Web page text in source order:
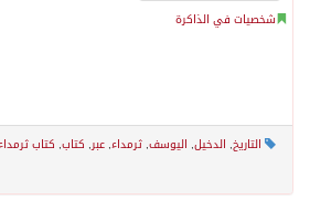
شخصيات في الذاكرة
التاريخ, الدخيل, اليوسف, ثرمداء, عبر, كتاب, كتاب